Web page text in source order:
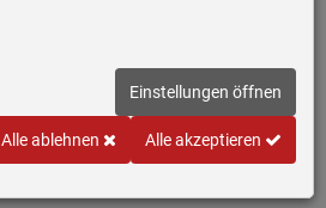
Einstellungen öffnen
Alle ablehnen Alle akzeptieren